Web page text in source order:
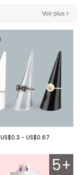
Voir plus
US$0.3 - US$0.67
5+